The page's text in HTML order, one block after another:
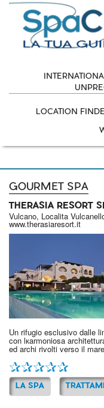
LOCATION
GOURMET SPA
THERASIA RESORT
Vulcano, Localita
www.therasiaresort.it
Un rifugio esclusivo dalle
con lкarmoniosa
ed archi rivolti verso il
LA SPA